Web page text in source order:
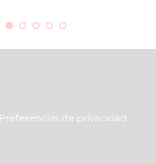
Preferencias de privacidad